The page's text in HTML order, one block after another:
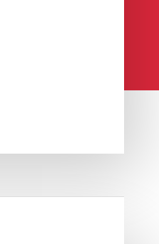
ses sistemlerinde hoparlörden
sorun varsa kullanıcının anında